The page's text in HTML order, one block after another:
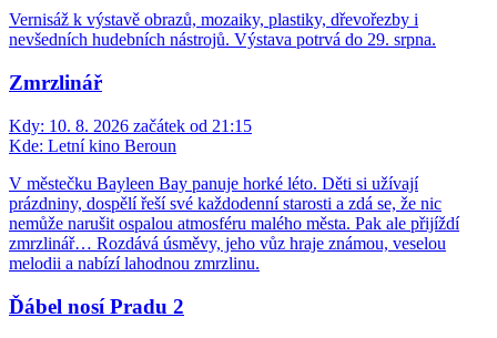
Vernisáž k výstavě obrazů, mozaiky, plastiky, dřevořezby i
nevšedních hudebních nástrojů. Výstava potrvá do 29. srpna.
Zmrzlinář
Kdy: 10. 8. 2026 začátek od 21:15
Kde: Letní kino Beroun
V městečku Bayleen Bay panuje horké léto. Děti si užívají
prázdniny, dospělí řeší své každodenní starosti a zdá se, že nic
nemůže narušit ospalou atmosféru malého města. Pak ale přijíždí
zmrzlinář… Rozdává úsměvy, jeho vůz hraje známou, veselou
melodii a nabízí lahodnou zmrzlinu.
Ďábel nosí Pradu 2